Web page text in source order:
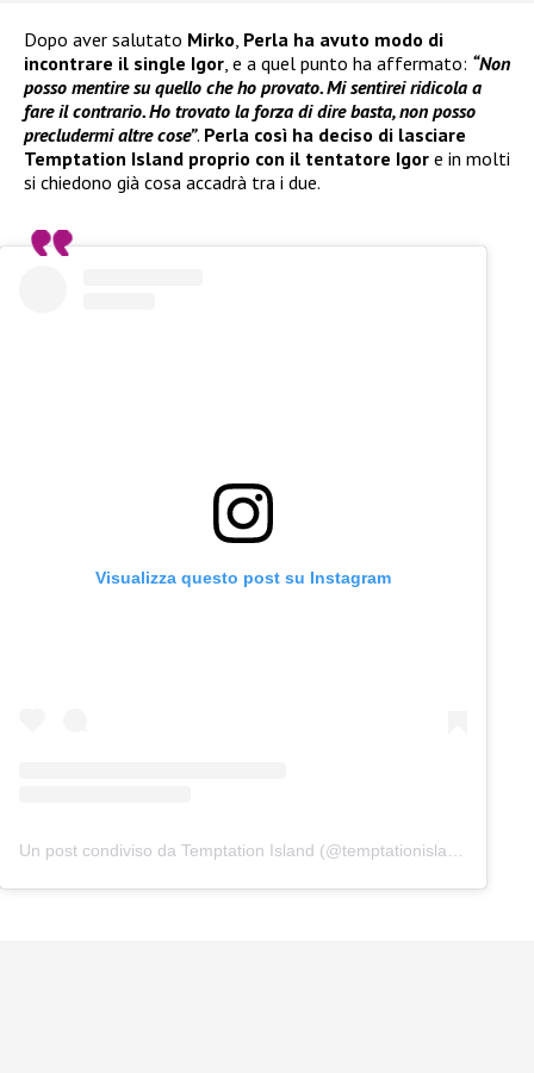
Dopo aver salutato Mirko, Perla ha avuto modo di
incontrare il single Igor, e a quel punto ha affermato: “Non
posso mentire su quello che ho provato. Mi sentirei ridicola a
fare il contrario. Ho trovato la forza di dire basta, non posso
precludermi altre cose”. Perla così ha deciso di lasciare
Temptation Island proprio con il tentatore Igor e in molti
si chiedono già cosa accadrà tra i due.
Visualizza questo post su Instagram